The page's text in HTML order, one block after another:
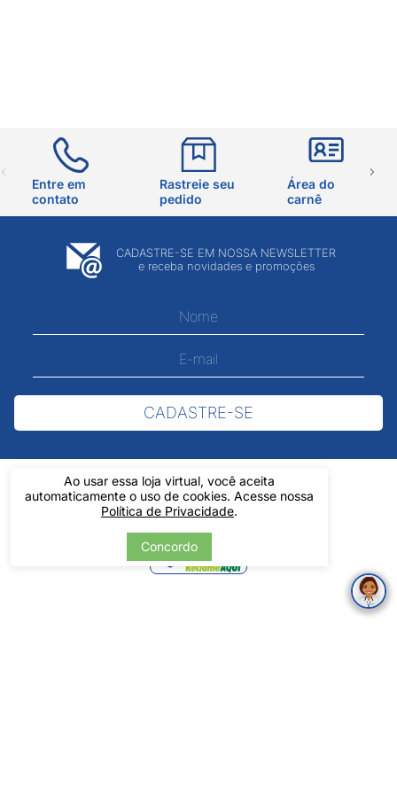
Ao usar essa loja virtual, você aceita
automaticamente o uso de cookies. Acesse nossa
Política de Privacidade.
Concordo
Entre em
contato
Rastreie seu
pedido
Área do
carnê
CADASTRE-SE EM NOSSA NEWSLETTER
e receba novidades e promoções
CADASTRE-SE
Verificada